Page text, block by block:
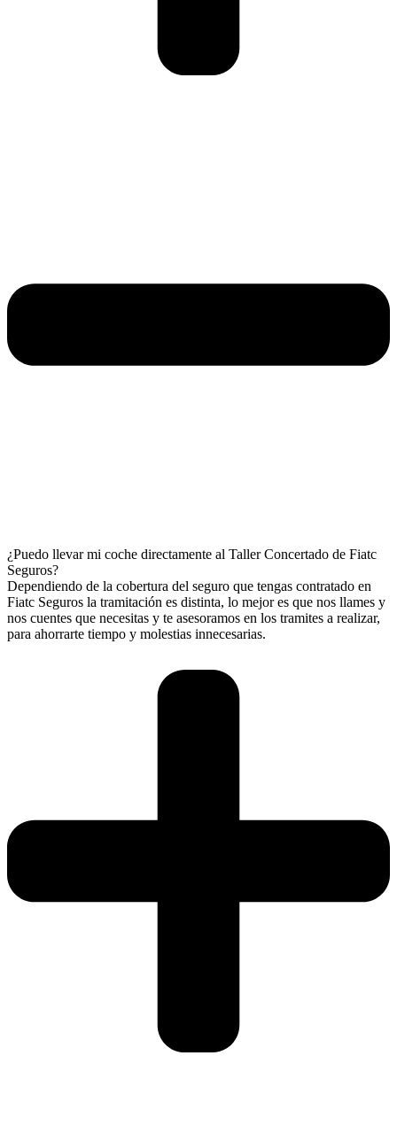
¿Puedo llevar mi coche directamente al Taller Concertado de Fiatc
Seguros?
Dependiendo de la cobertura del seguro que tengas contratado en
Fiatc Seguros la tramitación es distinta, lo mejor es que nos llames y
nos cuentes que necesitas y te asesoramos en los tramites a realizar,
para ahorrarte tiempo y molestias innecesarias.